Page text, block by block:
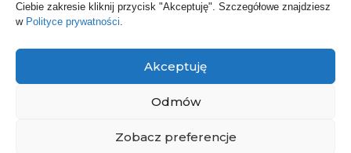
Ciebie zakresie kliknij przycisk "Akceptuję". Szczegółowe znajdziesz
w Polityce prywatności.
Akceptuję
Odmów
Zobacz preferencje
Motoryzacja, Transport 68